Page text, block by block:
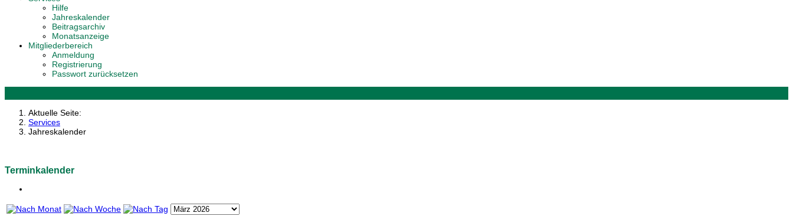
Hilfe
Jahreskalender
Beitragsarchiv
Monatsanzeige
Mitgliederbereich
Anmeldung
Registrierung
Passwort zurücksetzen
Aktuelle Seite:
Services
Jahreskalender
Terminkalender